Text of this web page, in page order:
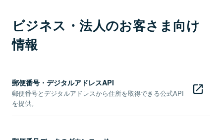
ビジネス・法人のお客さま向け
情報
郵便番号・デジタルアドレスAPI
郵便番号とデジタルアドレスから住所を取得できる公式API
を提供。